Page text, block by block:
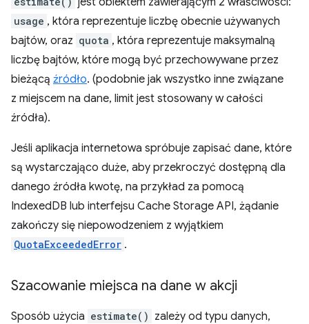
usage , która reprezentuje liczbę obecnie używanych
bajtów, oraz quota , która reprezentuje maksymalną
liczbę bajtów, które mogą być przechowywane przez
bieżącą źródło. (podobnie jak wszystko inne związane
z miejscem na dane, limit jest stosowany w całości
źródła).
Jeśli aplikacja internetowa spróbuje zapisać dane, które
są wystarczająco duże, aby przekroczyć dostępną dla
danego źródła kwotę, na przykład za pomocą
IndexedDB lub interfejsu Cache Storage API, żądanie
zakończy się niepowodzeniem z wyjątkiem
QuotaExceededError .
Szacowanie miejsca na dane w akcji
Sposób użycia estimate() zależy od typu danych,